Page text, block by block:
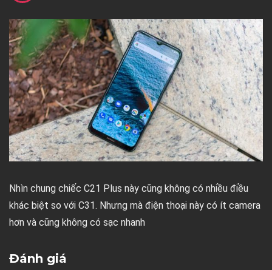
Nhìn chung chiếc C21 Plus này cũng không có nhiều điều
khác biệt so với C31. Nhưng mà điện thoại này có ít camera
hơn và cũng không có sạc nhanh
Đánh giá